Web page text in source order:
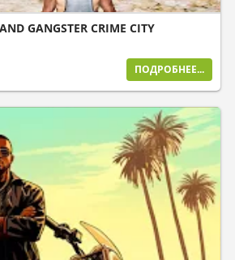
GANGSTER CRIME CITY
ПОДРОБНЕЕ...